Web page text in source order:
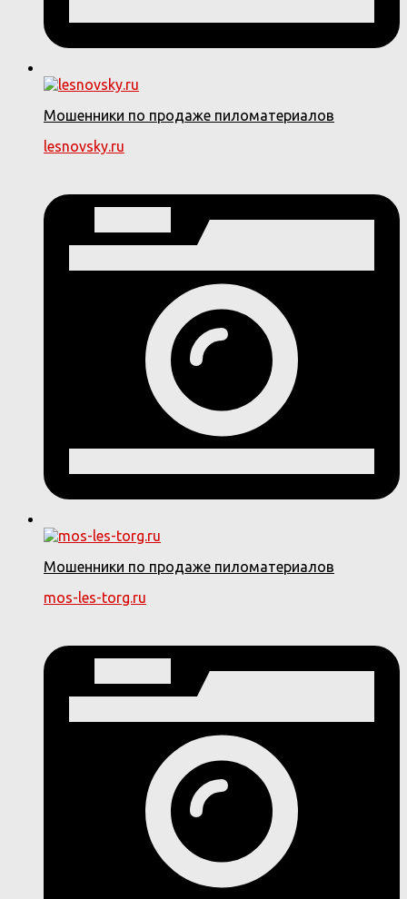
Мошенники по продаже пиломатериалов
lesnovsky.ru
Мошенники по продаже пиломатериалов
mos-les-torg.ru